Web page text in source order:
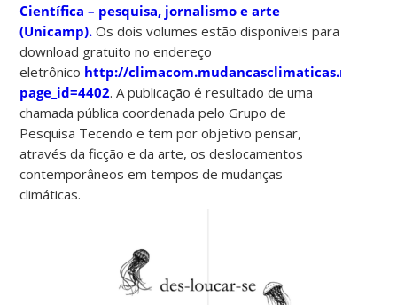
Científica – pesquisa, jornalismo e arte
(Unicamp). Os dois volumes estão disponíveis para
download gratuito no endereço
eletrônico http://climacom.mudancasclimaticas.net.br/?
page_id=4402. A publicação é resultado de uma
chamada pública coordenada pelo Grupo de
Pesquisa Tecendo e tem por objetivo pensar,
através da ficção e da arte, os deslocamentos
contemporâneos em tempos de mudanças
climáticas.